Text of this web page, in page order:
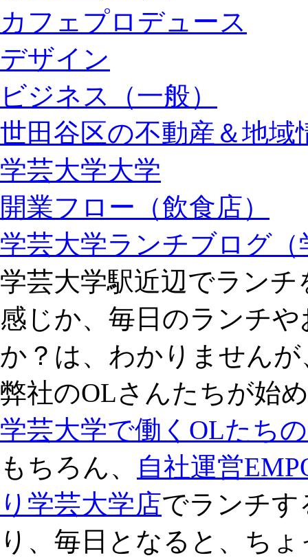
カフェプロデュース
デザイン
ビジネス（一般）
世田谷区の不動産＆地域
学芸大学大学
開業フロー（飲食店）
学芸大学ランチブログ
学芸大学駅近辺でラン
感じか、毎日のランチ
か？は、わかりません
弊社のOLさんたちが始
学芸大学で働くOLたち
もちろん、
自社運営
り学芸大学店でランチ
り、毎日となると、ち